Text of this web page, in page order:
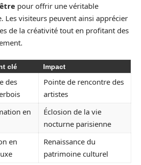
pour offrir une véritable
Les visiteurs peuvent ainsi apprécier
de la créativité tout en profitant des
clé Impact
des
Pointe de rencontre des
artistes
en
Éclosion de la vie
nocturne parisienne
en
Renaissance du
patrimoine culturel